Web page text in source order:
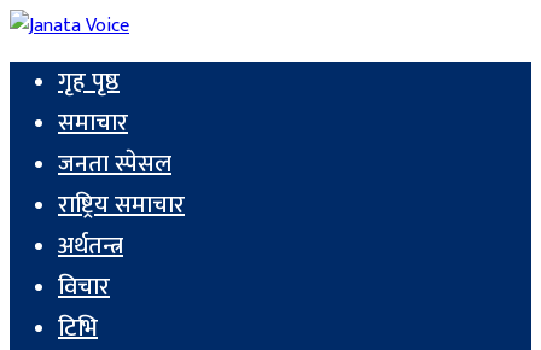
गृह पृष्ठ
समाचार
जनता स्पेसल
राष्ट्रिय समाचार
अर्थतन्त्र
विचार
टिभि